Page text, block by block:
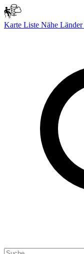
Karte Liste Nähe Länder